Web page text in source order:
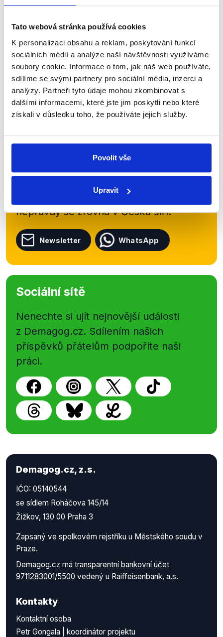
Tato webová stránka používá cookies
K personalizaci obsahu a reklam, poskytování funkcí
sociálních médií a analýze naší návštěvnosti využíváme
soubory cookie. Informace o tom, jak náš web používáte,
sdílíme se svými partnery pro sociální média, inzerci a
analýzy. Partneři tyto údaje mohou zkombinovat s
dalšími informacemi, které jste jim poskytli nebo které
získali v důsledku toho, že používáte jejich služby.
Povolit vše
Upravit
Nacher (za ANO) na CNN Prima NEWS diskutovali
prosadila ve Sněmovně. V naší analýze tak...
Číst dál
Zůstaňme v kontaktu
Přihlaste se k odběru našeho
newsletteru nebowhatsappového
kanálu, kde pravidelně přinášíme
přehled o tom, jaké dezinformace a
nepravdy se zrovna v Česku šíří.
Newsletter WhatsApp
Sociální sítě
Nenechte si ujít nejnovější události
z Demagog.cz. Sdílením našich
příspěvků přátelům podpoříte naši
práci.
Demagog.cz, z.s.
IČO: 05140544
se sídlem Roháčova 145/14
Žižkov, 130 00 Praha 3
Zapsaný ve spolkovém rejstříku u Městského soudu v
Praze.
Demagog.cz má transparentní bankovní účet
9711283001/5500 vedený u Raiffeisenbank, a.s.
Kontakty
Kontaktní osoba
Petr Gongala | koordinátor projektu